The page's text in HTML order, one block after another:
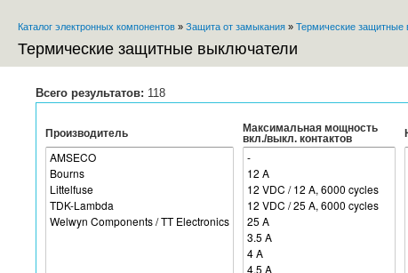
Вы здесь
Каталог электронных компонентов » Защита от замыкания » Термические защитные
Термические защитные выключатели
Всего результатов: 118
Производитель
Максимальная мощность
вкл./выкл. контактов